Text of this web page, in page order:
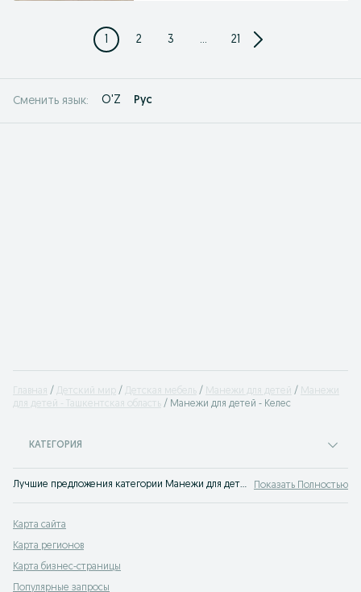
1 2 3 ... 21
Сменить язык: O'Z Рус
Главная Детский мир Детская мебель Манежи для детей
Манежи
для детей - Ташкентская область
Манежи для детей - Келес
КАТЕГОРИЯ
Лучшие предложения категории Манежи для детей Келес. Большой выбор товаров и услуг по выгодным ценам на OLX! Множество предложений на OLX.uz! Показать Полностью
Карта сайта
Карта регионов
Карта бизнес-страницы
Популярные запросы